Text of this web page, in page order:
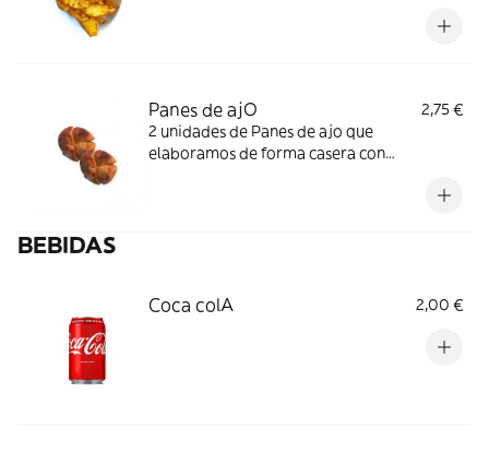
Panes de ajO
2,75 €
2 unidades de Panes de ajo que
elaboramos de forma casera con
BEBIDAS
Coca colA 2,00 €